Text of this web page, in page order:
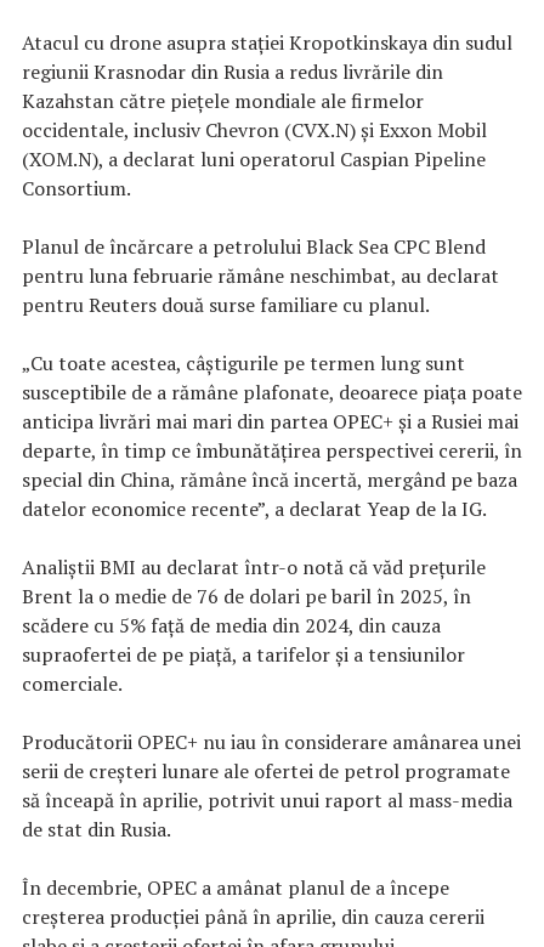
Atacul cu drone asupra stației Kropotkinskaya din sudul
regiunii Krasnodar din Rusia a redus livrările din
Kazahstan către piețele mondiale ale firmelor
occidentale, inclusiv Chevron (CVX.N) și Exxon Mobil
(XOM.N), a declarat luni operatorul Caspian Pipeline
Consortium.
Planul de încărcare a petrolului Black Sea CPC Blend
pentru luna februarie rămâne neschimbat, au declarat
pentru Reuters două surse familiare cu planul.
„Cu toate acestea, câștigurile pe termen lung sunt
susceptibile de a rămâne plafonate, deoarece piața poate
anticipa livrări mai mari din partea OPEC+ și a Rusiei mai
departe, în timp ce îmbunătățirea perspectivei cererii, în
special din China, rămâne încă incertă, mergând pe baza
datelor economice recente”, a declarat Yeap de la IG.
Analiștii BMI au declarat într-o notă că văd prețurile
Brent la o medie de 76 de dolari pe baril în 2025, în
scădere cu 5% față de media din 2024, din cauza
supraofertei de pe piață, a tarifelor și a tensiunilor
comerciale.
Producătorii OPEC+ nu iau în considerare amânarea unei
serii de creșteri lunare ale ofertei de petrol programate
să înceapă în aprilie, potrivit unui raport al mass-media
de stat din Rusia.
În decembrie, OPEC a amânat planul de a începe
creșterea producției până în aprilie, din cauza cererii